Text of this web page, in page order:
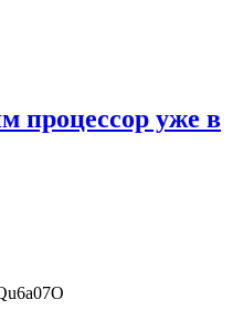
процессор уже в